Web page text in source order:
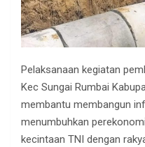
Pelaksanaan kegiatan
Kec Sungai Rumbai
membantu membangun
menumbuhkan
kecintaan TNI dengan